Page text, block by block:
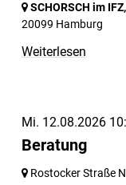
SCHORSCH im
20099 Hamburg
Weiterlesen
Mi. 12.08.2026
Beratung
Rostocker Straße